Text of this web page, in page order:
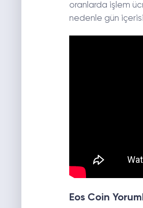
oranlarda işlem
nedenle gün
Eos Coin